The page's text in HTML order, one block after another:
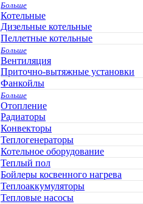
Больше
Котельные
Дизельные котельные
Пеллетные котельные
Больше
Вентиляция
Приточно-вытяжные установки
Фанкойлы
Больше
Отопление
Радиаторы
Конвекторы
Теплогенераторы
Котельное оборудование
Теплый пол
Бойлеры косвенного нагрева
Теплоаккумуляторы
Тепловые насосы